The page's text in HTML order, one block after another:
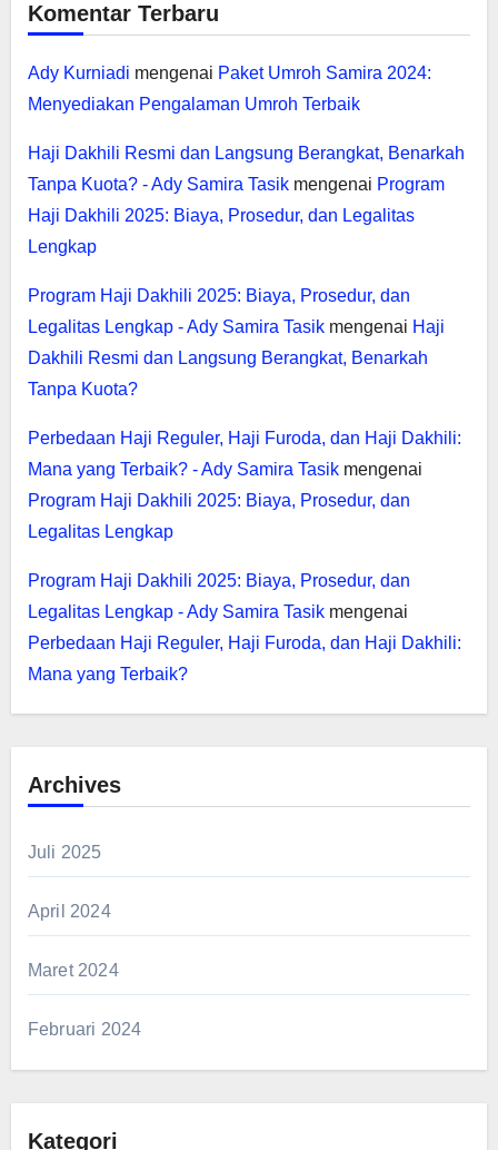
Komentar Terbaru
Ady Kurniadi mengenai Paket Umroh Samira 2024:
Menyediakan Pengalaman Umroh Terbaik
Haji Dakhili Resmi dan Langsung Berangkat, Benarkah
Tanpa Kuota? - Ady Samira Tasikmengenai Program
Haji Dakhili 2025: Biaya, Prosedur, dan Legalitas
Lengkap
Program Haji Dakhili 2025: Biaya, Prosedur, dan
Legalitas Lengkap - Ady Samira Tasikmengenai Haji
Dakhili Resmi dan Langsung Berangkat, Benarkah
Tanpa Kuota?
Perbedaan Haji Reguler, Haji Furoda, dan Haji Dakhili:
Mana yang Terbaik? - Ady Samira Tasikmengenai
Program Haji Dakhili 2025: Biaya, Prosedur, dan
Legalitas Lengkap
Program Haji Dakhili 2025: Biaya, Prosedur, dan
Legalitas Lengkap - Ady Samira Tasikmengenai
Perbedaan Haji Reguler, Haji Furoda, dan Haji Dakhili:
Mana yang Terbaik?
Archives
Juli 2025
April 2024
Maret 2024
Februari 2024
Kategori